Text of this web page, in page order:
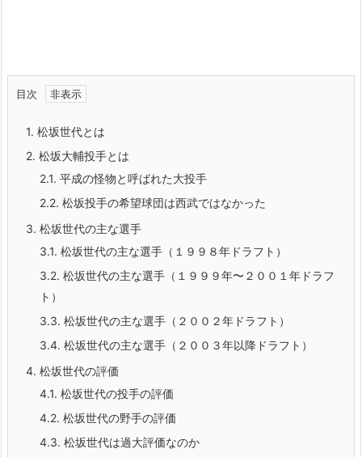
目次
1. 松坂世代とは
2. 松坂大輔投手とは
2.1. 平成の怪物と呼ばれた大投手
2.2. 松坂投手の希望球団は西武ではなかった
3. 松坂世代の主な選手
3.1. 松坂世代の主な選手（１９９８年ドラフト）
3.2. 松坂世代の主な選手（１９９９年〜２００１年ドラフ
ト）
3.3. 松坂世代の主な選手（２００２年ドラフト）
3.4. 松坂世代の主な選手（２００３年以降ドラフト）
4. 松坂世代の評価
4.1. 松坂世代の投手の評価
4.2. 松坂世代の野手の評価
4.3. 松坂世代は過大評価なのか